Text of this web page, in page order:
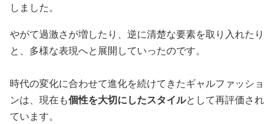
しました。
やがて過激さが増したり、逆に清楚な要素を取り入れたり
と、多様な表現へと展開していったのです。
時代の変化に合わせて進化を続けてきたギャルファッショ
ンは、現在も個性を大切にしたスタイルとして再評価され
ています。